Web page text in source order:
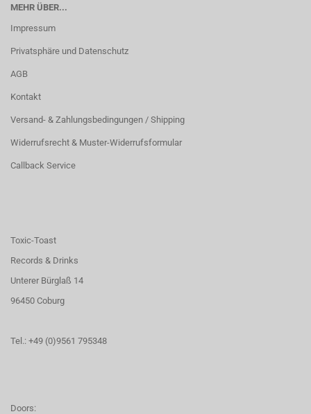
MEHR ÜBER...
Impressum
Privatsphäre und Datenschutz
AGB
Kontakt
Versand- & Zahlungsbedingungen / Shipping
Widerrufsrecht & Muster-Widerrufsformular
Callback Service
Toxic-Toast
Records & Drinks
Unterer Bürglaß 14
96450 Coburg
Tel.: +49 (0)9561 795348
Doors: